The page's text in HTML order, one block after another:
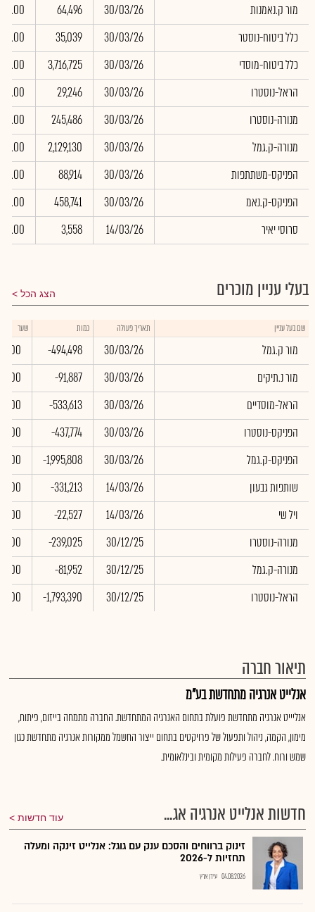
מור ק.נאמנות
30/03/26
64,496
0.00
כלל ביטוח-נוסטר
30/03/26
35,039
0.00
כלל ביטוח-מוסדי
30/03/26
3,716,725
0.00
הראל-נוסטרו
30/03/26
29,246
0.00
מנורה-נוסטרו
30/03/26
245,486
0.00
מנורה-ק.גמל
30/03/26
2,129,130
0.00
הפניקס-משתתפות
30/03/26
88,914
0.00
הפניקס-ק.נאמ
30/03/26
458,741
0.00
סרוסי יאיר
14/03/26
3,558
0.00
בעלי עניין מוכרים הצג הכל
שם בעל עניין תאריך פעולה כמות שער
מור ק.גמל 30/03/26
-494,498
0.00
מור נ.תיקים
30/03/26
-91,887
0.00
הראל-מוסדיים
30/03/26
-533,613
0.00
הפניקס-נוסטרו
30/03/26
-437,774
0.00
הפניקס-ק.גמל
30/03/26
-1,995,808
0.00
שותפות גבעון
14/03/26
-331,213
0.00
ויל שי
14/03/26
-22,527
0.00
מנורה-נוסטרו
30/12/25
-239,025
0.00
מנורה-ק.גמל
30/12/25
-81,952
0.00
הראל-נוסטרו
30/12/25
-1,793,390
0.00
תיאור חברה
אנלייט אנרגיה מתחדשת בע"מ
אנליייט אנרגיה מתחדשת פועלת בתחום האנרגיה המתחדשת. החברה מתמחה בייזום, פיתוח,
מימון, הקמה, ניהול ותפעול של פרויקטים בתחום ייצור החשמל ממקורות אנרגיה מתחדשת כגון
שמש ורוח. לחברה פעילות מקומית ובינלאומית.
חדשות אנלייט אנרגיה אג... עוד חדשות
זינוק ברווחים והסכם ענק עם גוגל: אנלייט זינקה ומעלה
תחזיות ל-2026
04.08.2026 עידן ארץ